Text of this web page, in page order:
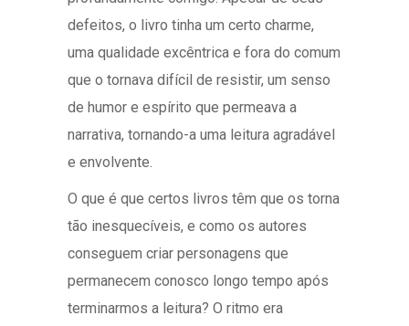
defeitos, o livro tinha um certo charme,
uma qualidade excêntrica e fora do comum
que o tornava difícil de resistir, um senso
de humor e espírito que permeava a
narrativa, tornando-a uma leitura agradável
e envolvente.
O que é que certos livros têm que os torna
tão inesquecíveis, e como os autores
conseguem criar personagens que
permanecem conosco longo tempo após
terminarmos a leitura? O ritmo era